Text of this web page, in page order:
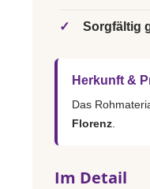
✓ Sorgfältig
Herkunft &
Das
Florenz
Im Detail